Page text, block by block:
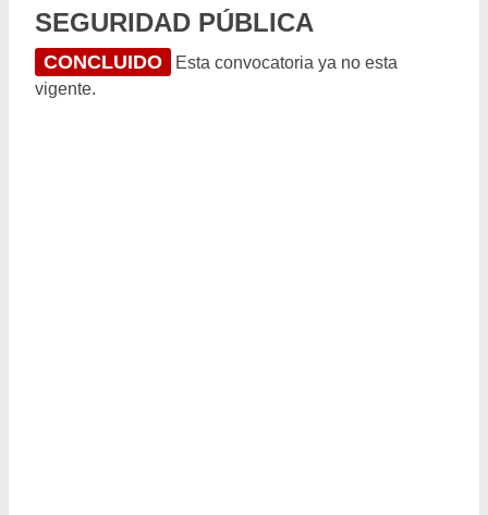
SEGURIDAD PÚBLICA
CONCLUIDO
Esta convocatoria ya no esta
vigente.